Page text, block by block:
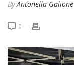
ByAntonella Galione
0